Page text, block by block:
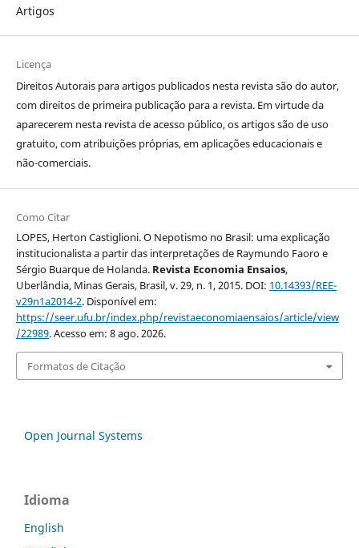
Artigos
Licença
Direitos Autorais para artigos publicados nesta revista são do autor,
com direitos de primeira publicação para a revista. Em virtude da
aparecerem nesta revista de acesso público, os artigos são de uso
gratuito, com atribuições próprias, em aplicações educacionais e
não-comerciais.
Como Citar
LOPES, Herton Castiglioni. O Nepotismo no Brasil: uma explicação
institucionalista a partir das interpretações de Raymundo Faoro e
Sérgio Buarque de Holanda. Revista Economia Ensaios,
Uberlândia, Minas Gerais, Brasil, v. 29, n. 1, 2015. DOI: 10.14393/REE-
v29n1a2014-2. Disponível em:
https://seer.ufu.br/index.php/revistaeconomiaensaios/article/view
/22989. Acesso em: 8 ago. 2026.
Formatos de Citação
Open Journal Systems
Idioma
English